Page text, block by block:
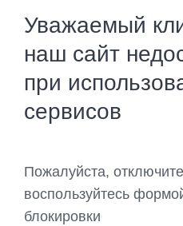
Уважаемый
наш сайт
при
сервисов
Пожалуйста,
воспользуйтесь
блокировки